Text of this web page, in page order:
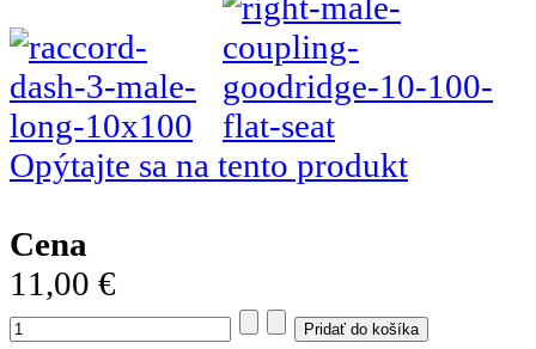
Opýtajte sa na tento produkt
Cena
11,00 €